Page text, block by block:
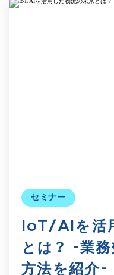
セミナー
IoT/AIを活
とは？ -業
方法を紹介-